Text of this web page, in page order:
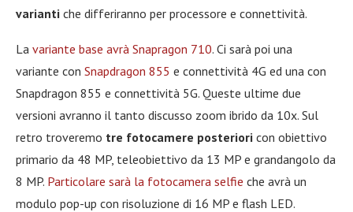
varianti che differiranno per processore e connettività.
La variante base avrà Snapragon 710. Ci sarà poi una
variante con Snapdragon 855 e connettività 4G ed una con
Snapdragon 855 e connettività 5G. Queste ultime due
versioni avranno il tanto discusso zoom ibrido da 10x. Sul
retro troveremo tre fotocamere posteriori con obiettivo
primario da 48 MP, teleobiettivo da 13 MP e grandangolo da
8 MP. Particolare sarà la fotocamera selfie che avrà un
modulo pop-up con risoluzione di 16 MP e flash LED.